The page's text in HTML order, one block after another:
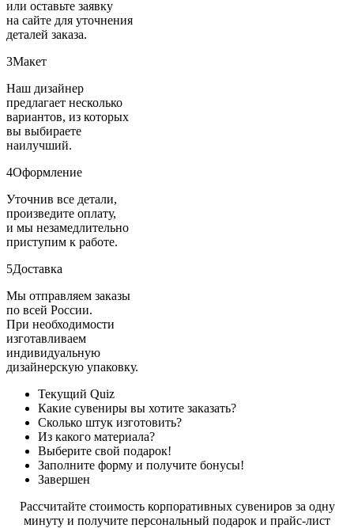
или оставьте заявку
на сайте для уточнения
деталей заказа.
3Макет
Наш дизайнер
предлагает несколько
вариантов, из которых
вы выбираете
наилучший.
4Оформление
Уточнив все детали,
произведите оплату,
и мы незамедлительно
приступим к работе.
5Доставка
Мы отправляем заказы
по всей России.
При необходимости
изготавливаем
индивидуальную
дизайнерскую упаковку.
Текущий Quiz
Какие сувениры вы хотите заказать?
Сколько штук изготовить?
Из какого материала?
Выберите свой подарок!
Заполните форму и получите бонусы!
Завершен
Рассчитайте стоимость корпоративных сувениров за одну
минуту и получите персональный подарок и прайс-лист